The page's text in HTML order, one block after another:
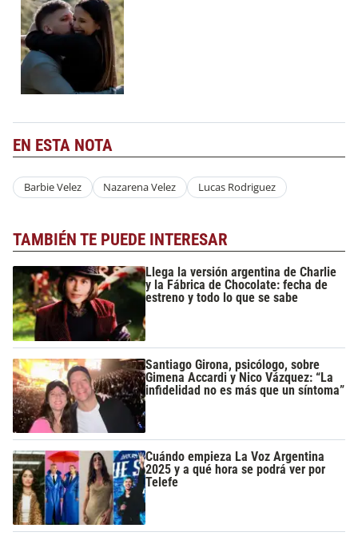
EN ESTA NOTA
Barbie Velez Nazarena Velez Lucas Rodriguez
TAMBIÉN TE PUEDE INTERESAR
Llega la versión argentina de Charlie
y la Fábrica de Chocolate: fecha de
estreno y todo lo que se sabe
Santiago Girona, psicólogo, sobre
Gimena Accardi y Nico Vázquez: “La
infidelidad no es más que un síntoma”
Cuándo empieza La Voz Argentina
2025 y a qué hora se podrá ver por
Telefe